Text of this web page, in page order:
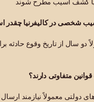
شخصی در کالیفرنیا چقدر
دو سال از تاریخ وقوع حادثه
متفاوتی دارند؟
دولتی معمولاً نیازمند ارسال